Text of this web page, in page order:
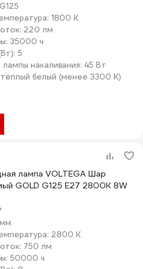
G125
1800 К
220 лм
35000 ч
5
лампы накаливания: 45 Вт
теплый белый (менее 3300 К)
лампа VOLTEGA Шар
GOLD G125 Е27 2800К 8W
2800 К
750 лм
50000 ч